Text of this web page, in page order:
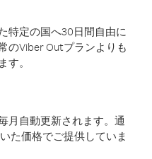
特定の国へ30日間自由に
のViber Outプランよりも
す。
月自動更新されます。通
た価格でご提供していま